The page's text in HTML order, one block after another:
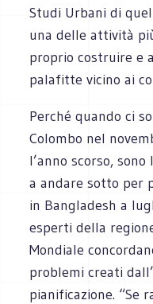
Studi Urbani di
una delle attività
proprio costruire e
palafitte vicino ai
Perché quando ci
Colombo nel
l’anno scorso,
a andare sotto per
in Bangladesh a
esperti della
Mondiale
problemi creati
pianificazione. “Se